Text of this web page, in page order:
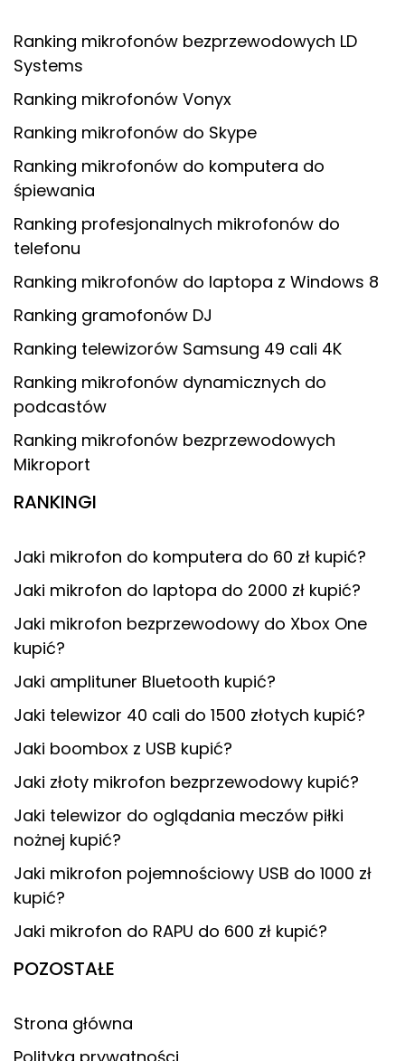
Ranking mikrofonów bezprzewodowych LD
Systems
Ranking mikrofonów Vonyx
Ranking mikrofonów do Skype
Ranking mikrofonów do komputera do
śpiewania
Ranking profesjonalnych mikrofonów do
telefonu
Ranking mikrofonów do laptopa z Windows 8
Ranking gramofonów DJ
Ranking telewizorów Samsung 49 cali 4K
Ranking mikrofonów dynamicznych do
podcastów
Ranking mikrofonów bezprzewodowych
Mikroport
RANKINGI
Jaki mikrofon do komputera do 60 zł kupić?
Jaki mikrofon do laptopa do 2000 zł kupić?
Jaki mikrofon bezprzewodowy do Xbox One
kupić?
Jaki amplituner Bluetooth kupić?
Jaki telewizor 40 cali do 1500 złotych kupić?
Jaki boombox z USB kupić?
Jaki złoty mikrofon bezprzewodowy kupić?
Jaki telewizor do oglądania meczów piłki
nożnej kupić?
Jaki mikrofon pojemnościowy USB do 1000 zł
kupić?
Jaki mikrofon do RAPU do 600 zł kupić?
POZOSTAŁE
Strona główna